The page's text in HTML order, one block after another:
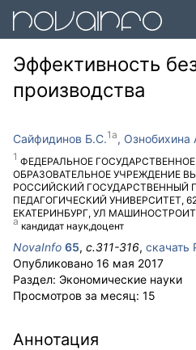
Эффективность
производства
Сайфидинов Б.С.
ФЕДЕРАЛЬНОЕ
ОБРАЗОВАТЕЛЬНОЕ УЧРЕЖДЕНИЕ
РОССИЙСКИЙ ГОСУДАРСТВЕННЫЙ
ПЕДАГОГИЧЕСКИЙ УНИВЕРСИТЕТ,
ЕКАТЕРИНБУРГ, УЛ
кандидат наук,доцент
Ознобихина
NovaInfo 65, с.311-316, скачать
Опубликовано 16 мая 2017
Раздел: Экономические науки
Просмотров за месяц: 15
Аннотация